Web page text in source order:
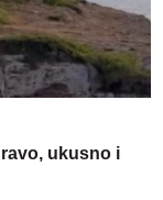
ukusno i